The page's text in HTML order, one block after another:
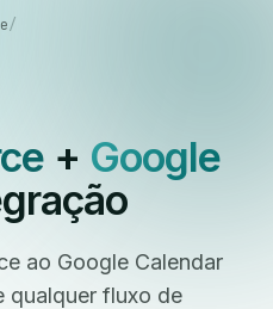
/
+ Google
ao Google Calendar
qualquer fluxo de